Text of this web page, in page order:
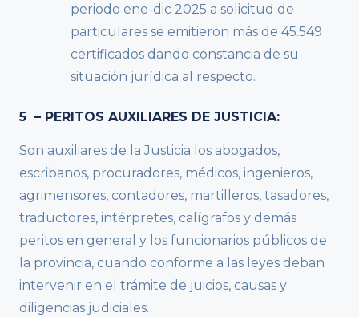
periodo ene-dic 2025 a solicitud de
particulares se emitieron más de 45.549
certificados dando constancia de su
situación jurídica al respecto.
5 – PERITOS AUXILIARES DE JUSTICIA:
Son auxiliares de la Justicia los abogados,
escribanos, procuradores, médicos, ingenieros,
agrimensores, contadores, martilleros, tasadores,
traductores, intérpretes, calígrafos y demás
peritos en general y los funcionarios públicos de
la provincia, cuando conforme a las leyes deban
intervenir en el trámite de juicios, causas y
diligencias judiciales.